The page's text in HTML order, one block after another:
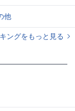
他
ングをもっと見る